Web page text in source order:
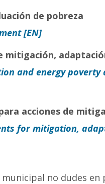
de pobreza
[EN]
mitigación,
and energy poverty
acciones de
for mitigation,
municipal no dudes en